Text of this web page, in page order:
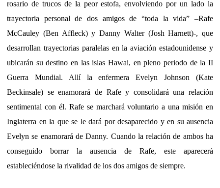
rosario de trucos de la peor estofa, envolviendo por un lado la
trayectoria personal de dos amigos de “toda la vida” –Rafe
McCauley (Ben Affleck) y Danny Walter (Josh Harnett)-, que
desarrollan trayectorias paralelas en la aviación estadounidense y
ubicarán su destino en las islas Hawai, en pleno periodo de la II
Guerra Mundial. Allí la enfermera Evelyn Johnson (Kate
Beckinsale) se enamorará de Rafe y consolidará una relación
sentimental con él. Rafe se marchará voluntario a una misión en
Inglaterra en la que se le dará por desaparecido y en su ausencia
Evelyn se enamorará de Danny. Cuando la relación de ambos ha
conseguido borrar la ausencia de Rafe, este aparecerá
estableciéndose la rivalidad de los dos amigos de siempre.